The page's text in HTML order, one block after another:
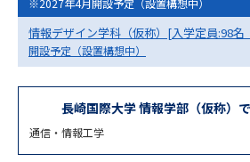
専門学校の資料請求
大学入
内」の
大学入学共通テスト「受験上の
配慮案内」の請求
※2027年4月開設予定（設置構想中）
情報デザイン学科（仮称）[入学定員:98名
開設予定（設置構想中）
長崎国際大学 情報学部（仮称）
通信・情報工学